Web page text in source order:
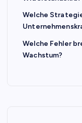
Welche
Welche Fehler
Wachstum?